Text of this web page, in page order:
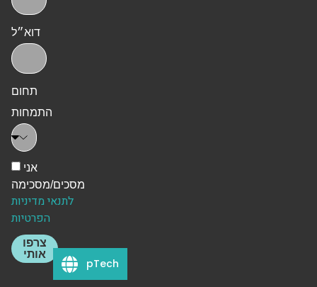
דוא״ל
תחום
התמחות
אני
מסכים/מסכימה
לתנאי מדיניות
הפרטיות
צרפו
אותי
pTech